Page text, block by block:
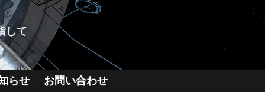
して
らせ お問い合わせ